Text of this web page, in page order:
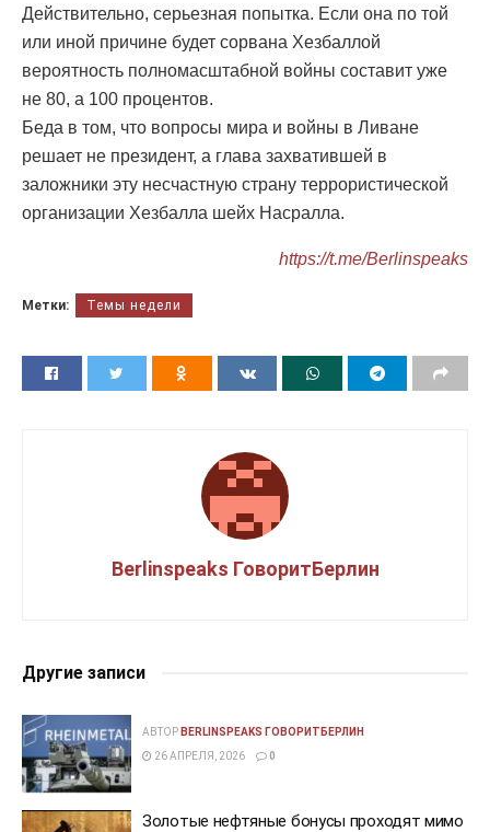
Действительно, серьезная попытка. Если она по той
или иной причине будет сорвана Хезбаллой
вероятность полномасштабной войны составит уже
не 80, а 100 процентов.
Беда в том, что вопросы мира и войны в Ливане
решает не президент, а глава захватившей в
заложники эту несчастную страну террористической
организации Хезбалла шейх Насралла.
https://t.me/Berlinspeaks
Метки: Темы недели
Berlinspeaks ГоворитБерлин
Другие записи
АВТОР BERLINSPEAKS ГОВОРИТБЕРЛИН
26 АПРЕЛЯ, 2026
0
Золотые нефтяные бонусы проходят мимо